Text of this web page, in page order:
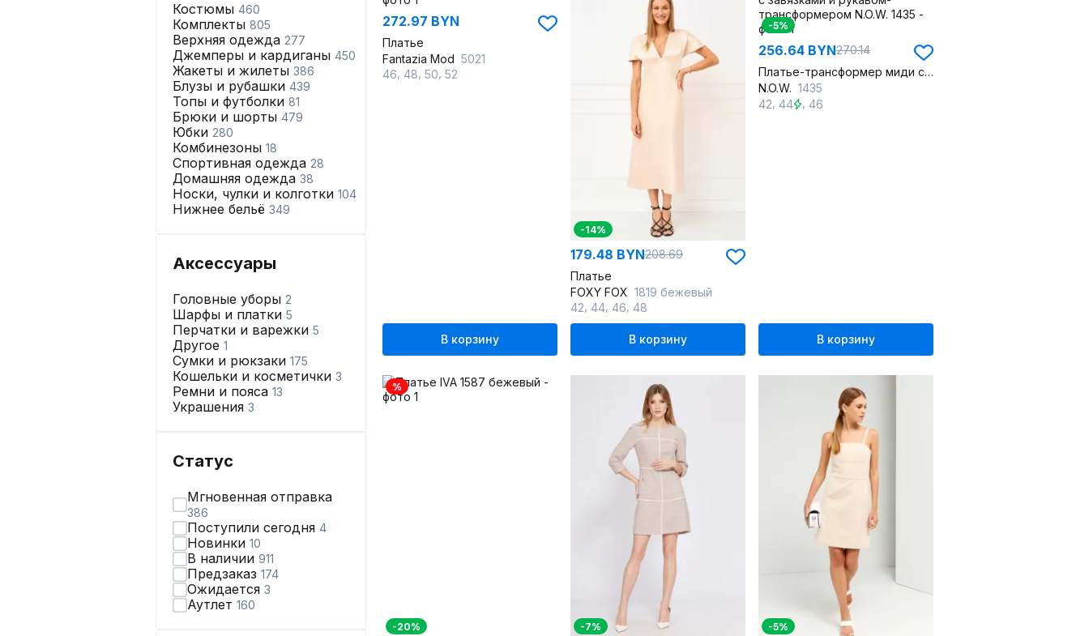
Костюмы 460
Комплекты 805
Верхняя одежда 277
Джемперы и кардиганы 450
Жакеты и жилеты 386
Блузы и рубашки 439
Топы и футболки 81
Брюки и шорты 479
Юбки 280
Комбинезоны 18
Спортивная одежда 28
Домашняя одежда 38
Носки, чулки и колготки 104
Нижнее бельё 349
Аксессуары
Головные уборы 2
Шарфы и платки 5
Перчатки и варежки 5
Другое 1
Сумки и рюкзаки 175
Кошельки и косметички 3
Ремни и пояса 13
Украшения 3
Статус
Мгновенная отправка
386
Поступили сегодня 4
Новинки 10
В наличии 911
Предзаказ 174
Ожидается 3
Аутлет 160
272.97 BYN
Платье
Fantazia Mod 5021
46 48 50 52
В корзину
-14%
179.48 BYN208.69
Платье
FOXY FOX 1819 бежевый
42 44 46 48
В корзину
-5%
256.64 BYN270.14
Платье-трансформер миди с завязками и рукавом-трансформером
N.O.W. 1435
42 44 46
В корзину
%
-20% -7% -5%